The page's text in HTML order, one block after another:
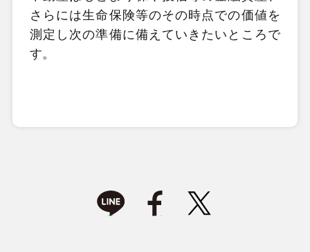
さらには生命保険等のその時点での価値を
測定し次の準備に備えていきたいところで
す。